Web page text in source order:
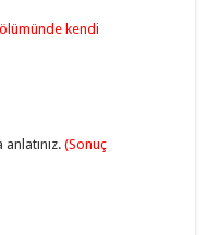
kendi
(Sonuç